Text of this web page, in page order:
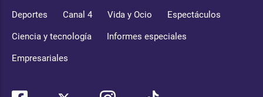
Deportes Canal 4 Vida y Ocio Espectáculos
Ciencia y tecnología Informes especiales
Empresariales